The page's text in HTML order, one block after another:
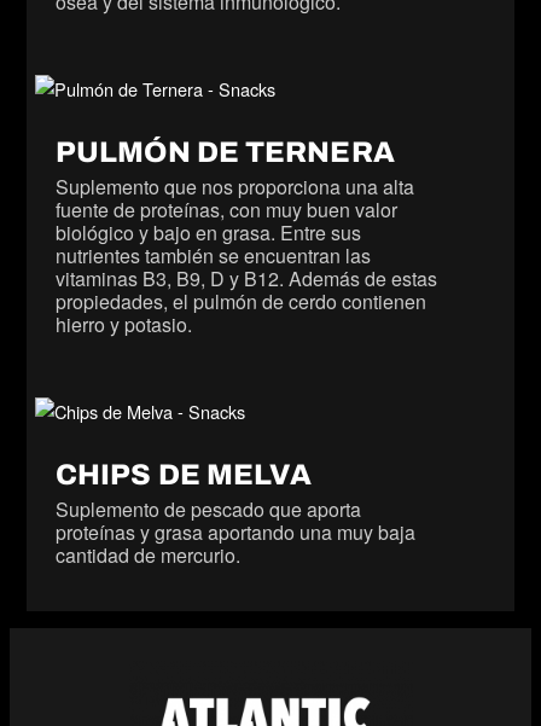
PULMÓN DE TERNERA
Suplemento que nos proporciona una alta
fuente de proteínas, con muy buen valor
biológico y bajo en grasa. Entre sus
nutrientes también se encuentran las
vitaminas B3, B9, D y B12. Además de estas
propiedades, el pulmón de cerdo contienen
hierro y potasio.
CHIPS DE MELVA
Suplemento de pescado que aporta
proteínas y grasa aportando una muy baja
cantidad de mercurio.